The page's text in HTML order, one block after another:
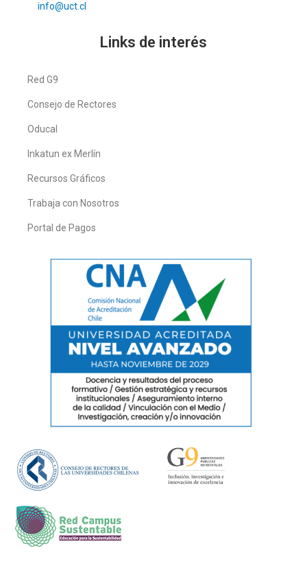
info@uct.cl
Links de interés
Red G9
Consejo de Rectores
Oducal
Inkatun ex Merlín
Recursos Gráficos
Trabaja con Nosotros
Portal de Pagos